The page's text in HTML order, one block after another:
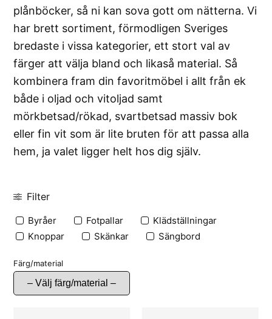
plånböcker, så ni kan sova gott om nätterna. Vi
har brett sortiment, förmodligen Sveriges
bredaste i vissa kategorier, ett stort val av
färger att välja bland och likaså material. Så
kombinera fram din favoritmöbel i allt från ek
både i oljad och vitoljad samt
mörkbetsad/rökad, svartbetsad massiv bok
eller fin vit som är lite bruten för att passa alla
hem, ja valet ligger helt hos dig själv.
Filter
Byråer Fotpallar
Klädställningar
Knoppar
Skänkar Sängbord
Färg/material